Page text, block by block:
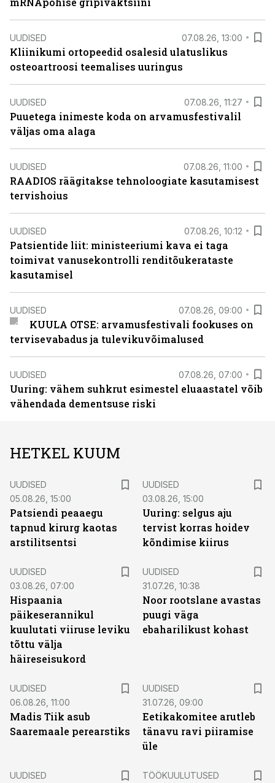
UUDISED 07.08.26, 13:00
Kliinikumi ortopeedid osalesid ulatuslikus
osteoartroosi teemalises uuringus
UUDISED 07.08.26, 11:27
Puuetega inimeste koda on arvamusfestivalil
väljas oma alaga
UUDISED 07.08.26, 11:00
RAADIOS räägitakse tehnoloogiate kasutamisest
tervishoius
UUDISED 07.08.26, 10:12
Patsientide liit: ministeeriumi kava ei taga
toimivat vanusekontrolli renditõukerataste
kasutamisel
UUDISED 07.08.26, 09:00
KUULA OTSE: arvamusfestivali fookuses on
tervisevabadus ja tulevikuvõimalused
UUDISED 07.08.26, 07:00
Uuring: vähem suhkrut esimestel eluaastatel võib
vähendada dementsuse riski
HETKEL KUUM
UUDISED
05.08.26, 15:00
Patsiendi peaaegu
tapnud kirurg kaotas
arstilitsentsi
UUDISED
03.08.26, 15:00
Uuring: selgus aju
tervist korras hoidev
kõndimise kiirus
UUDISED
03.08.26, 07:00
Hispaania
päikeserannikul
kuulutati viiruse leviku
tõttu välja
häireseisukord
UUDISED
31.07.26, 10:38
Noor rootslane avastas
puugi väga
ebaharilikust kohast
UUDISED
06.08.26, 11:00
Madis Tiik asub
Saaremaale perearstiks
UUDISED
31.07.26, 09:00
Eetikakomitee arutleb
tänavu ravi piiramise
üle
UUDISED
TÖÖKUULUTUSED